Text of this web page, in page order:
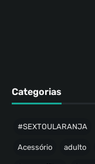
Categorias
#SEXTOULARANJA
Acessório adulto